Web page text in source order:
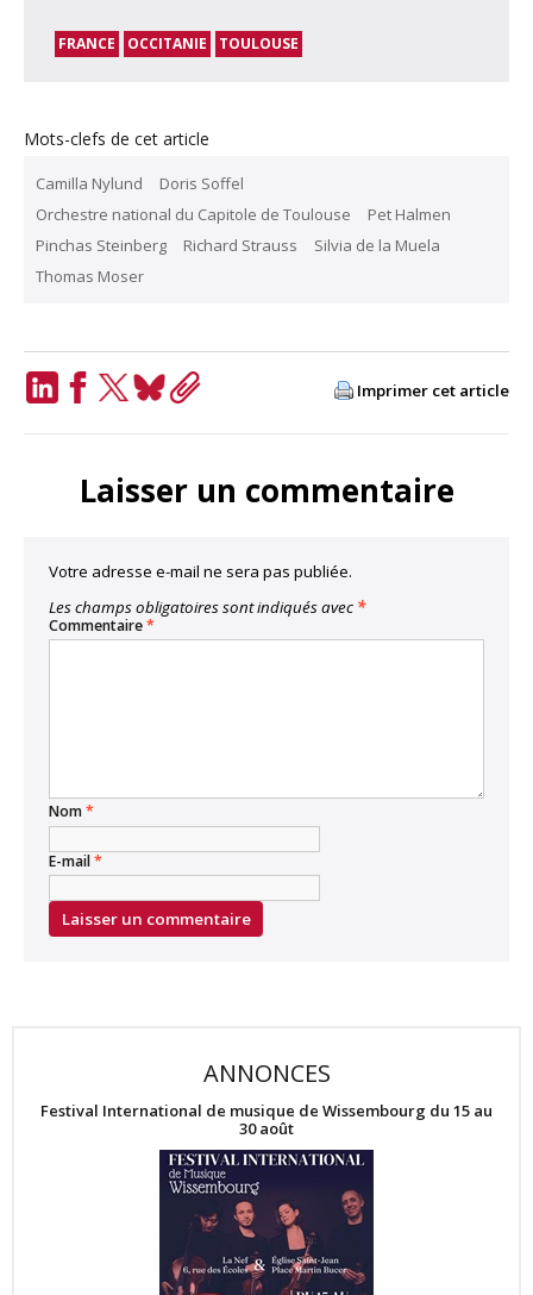
FRANCE OCCITANIE TOULOUSE
Mots-clefs de cet article
Camilla Nylund
Doris Soffel
Orchestre national du Capitole de Toulouse
Pet Halmen
Pinchas Steinberg
Richard Strauss
Silvia de la Muela
Thomas Moser
Imprimer cet article
Laisser un commentaire
Votre adresse e-mail ne sera pas publiée.
Les champs obligatoires sont indiqués avec *
Commentaire*
Nom*
E-mail*
ANNONCES
Festival International de musique de Wissembourg du 15 au
30 août